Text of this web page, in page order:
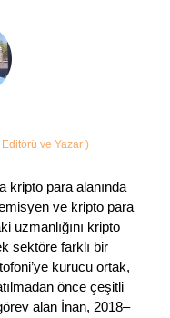
Editörü ve Yazar )
kripto para alanında
ve kripto para
uzmanlığını kripto
sektöre farklı bir
kurucu ortak,
önce çeşitli
alan İnan, 2018–